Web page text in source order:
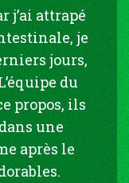
j’ai attrapé
je
jours,
du
propos, ils
une
après le